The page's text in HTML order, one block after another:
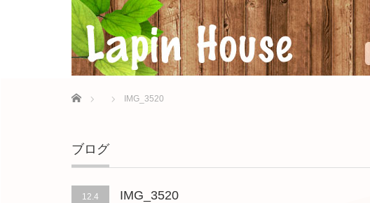
Home IMG_3520
ブログ
12.4
IMG_3520